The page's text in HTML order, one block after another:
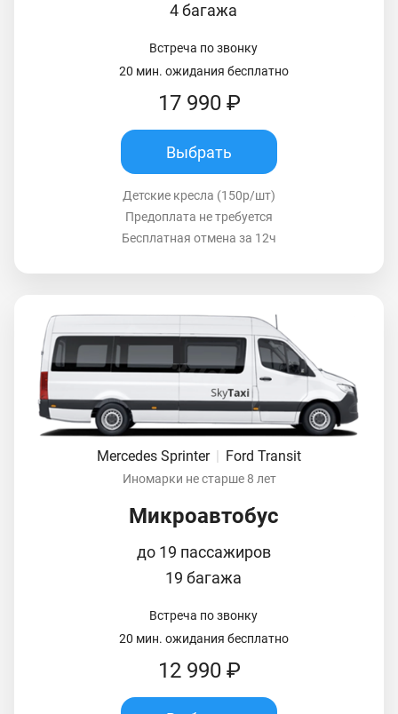
4 багажа
Встреча по звонку
20 мин. ожидания бесплатно
17 990 ₽
Выбрать
Детские кресла (150р/шт)
Предоплата не требуется
Бесплатная отмена за 12ч
Mercedes Sprinter | Ford Transit
Иномарки не старше 8 лет
Микроавтобус
до 19 пассажиров
19 багажа
Встреча по звонку
20 мин. ожидания бесплатно
12 990 ₽